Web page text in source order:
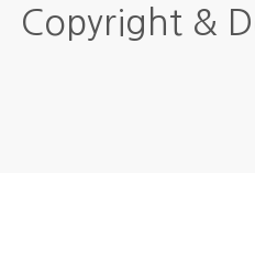
Copyright &